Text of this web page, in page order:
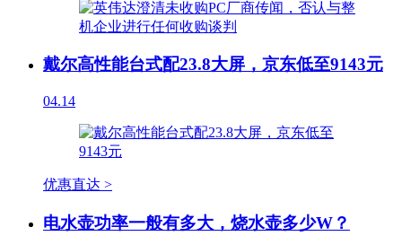
戴尔高性能台式配23.8大屏，京东低至9143元
04.14
优惠直达 >
电水壶功率一般有多大，烧水壶多少W？